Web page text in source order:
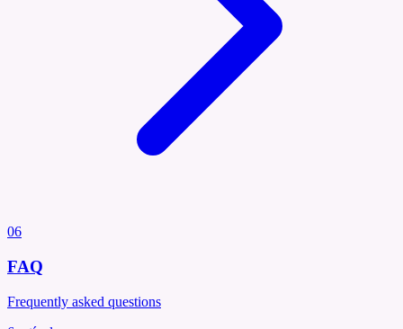
06
FAQ
Frequently asked questions